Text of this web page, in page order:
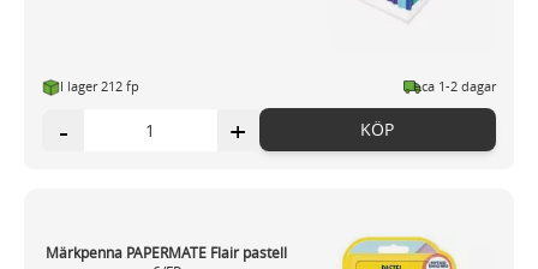
I lager 212 fp ca 1-2 dagar
- + KÖP
Märkpenna PAPERMATE Flair pastell